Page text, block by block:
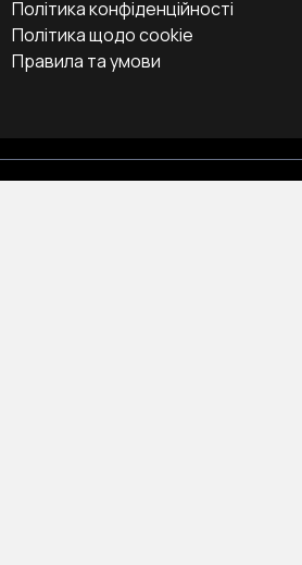
Політика конфіденційності
Політика щодо cookie
Правила та умови